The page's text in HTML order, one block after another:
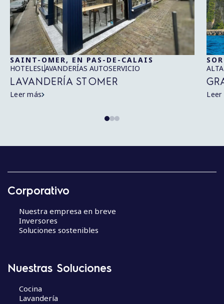
SAINT-OMER, EN PAS-DE-CALAIS
HOTELESLAVANDERÍAS AUTOSERVICIO
LAVANDERÍA ST OMER
Leer más Leer
a
v
e
n
Corporativo
Nuestra empresa en breve
Inversores
Soluciones sostenibles
Nuestras Soluciones
Cocina
Lavandería